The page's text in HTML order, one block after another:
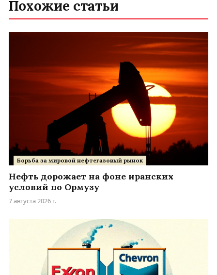
Похожие статьи
Борьба за мировой нефтегазовый рынок
Нефть дорожает на фоне иранских
условий по Ормузу
7 августа 2026 г.